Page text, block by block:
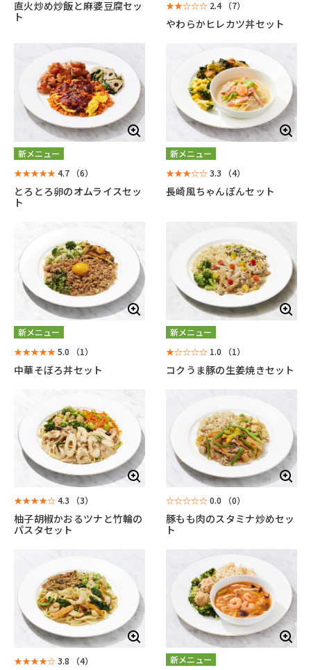
直火炒め炒飯と麻婆豆腐セッ
ト
★★☆☆☆ 2.4 （7）
やわらかヒレカツ丼セット
新メニュー
★★★★★4.7 （6）
とろとろ卵のオムライスセッ
ト
新メニュー
★★★☆☆3.3 （4）
長崎風ちゃんぽんセット
新メニュー
★★★★★5.0 （1）
中華そぼろ丼セット
新メニュー
★☆☆☆☆ 1.0 （1）
コクうま豚の生姜焼きセット
★★★★☆4.3 （3）
柚子胡椒かおるツナと竹輪の
パスタセット
☆☆☆☆☆0.0 （0）
豚もも肉のスタミナ炒めセッ
ト
★★★★☆3.8 （4）
新メニュー